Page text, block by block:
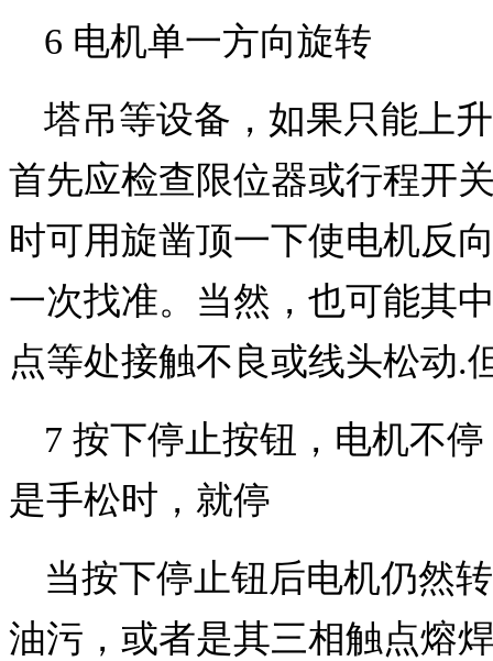
6 电机单一方向旋转
塔吊等设备，如果只能上
首先应检查限位器或行程开
时可用旋凿顶一下使电机反
一次找准。当然，也可能其
点等处接触不良或线头松动.
7 按下停止按钮，电机不
是手松时，就停
当按下停止钮后电机仍然
油污，或者是其三相触点熔